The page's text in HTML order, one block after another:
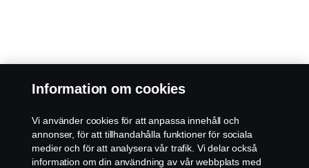
Information om cookies
Vi använder cookies för att anpassa innehåll och
annonser, för att tillhandahålla funktioner för sociala
medier och för att analysera vår trafik. Vi delar också
information om din användning av vår webbplats med